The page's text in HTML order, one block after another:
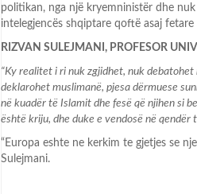
politikan, nga një kryemninistër dhe
intelegjencës shqiptare qoftë asaj
RIZVAN SULEJMANI, PROFESOR
“Ky realitet i ri nuk zgjidhet, nuk
deklarohet muslimanë, pjesa dërmuese
në kuadër të Islamit dhe fesë që njihen si
është kriju, dhe duke e vendosë në qendër
“ Europa eshte ne kerkim te gjetjes se
Sulejmani.